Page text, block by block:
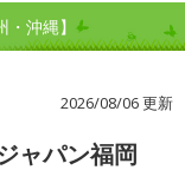
沖縄】
2026/08/06 更新
ャパン福岡